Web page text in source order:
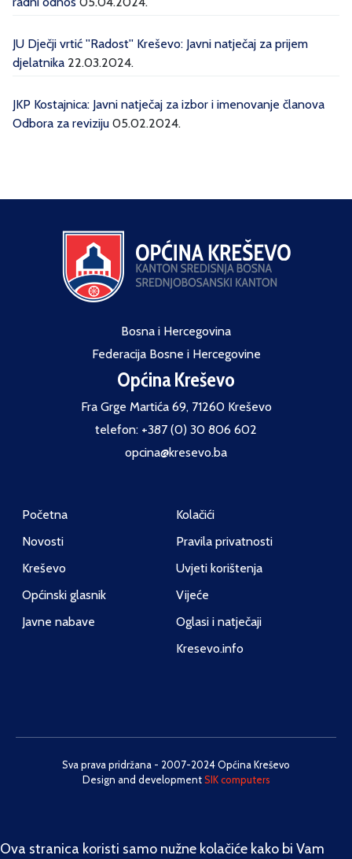
JU Dječji vrtić ''Radost'' Kreševo: Javni natječaj za prijem
djelatnika 22.03.2024.
JKP Kostajnica: Javni natječaj za izbor i imenovanje članova
Odbora za reviziju 05.02.2024.
Bosna i Hercegovina
Federacija Bosne i Hercegovine
Općina Kreševo
Fra Grge Martića 69, 71260 Kreševo
telefon: +387 (0) 30 806 602
opcina@kresevo.ba
Početna
Novosti
Kreševo
Općinski glasnik
Javne nabave
Kolačići
Pravila privatnosti
Uvjeti korištenja
Vijeće
Oglasi i natječaji
Kresevo.info
Sva prava pridržana - 2007-2024 Općina Kreševo
Design and developmentSIK computers
Ova stranica koristi samo nužne kolačiće kako bi Vam